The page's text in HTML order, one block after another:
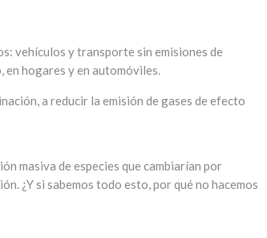
vehículos y transporte sin emisiones de
hogares y en automóviles.
a reducir la emisión de gases de efecto
masiva de especies que cambiarían por
¿Y si sabemos todo esto, por qué no hacemos